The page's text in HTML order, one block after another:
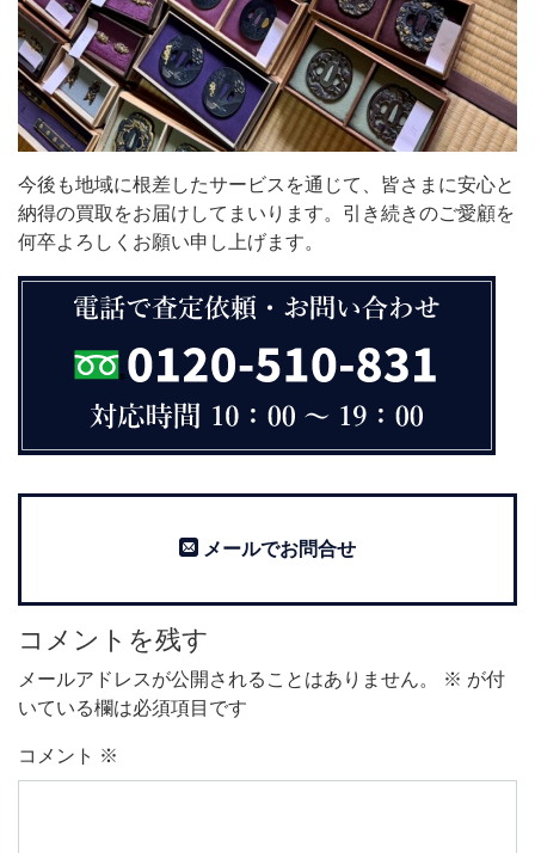
今後も地域に根差したサービスを通じて、皆さまに安心と
納得の買取をお届けしてまいります。引き続きのご愛顧を
何卒よろしくお願い申し上げます。
メールでお問合せ
コメントを残す
メールアドレスが公開されることはありません。 ※ が付
いている欄は必須項目です
コメント ※